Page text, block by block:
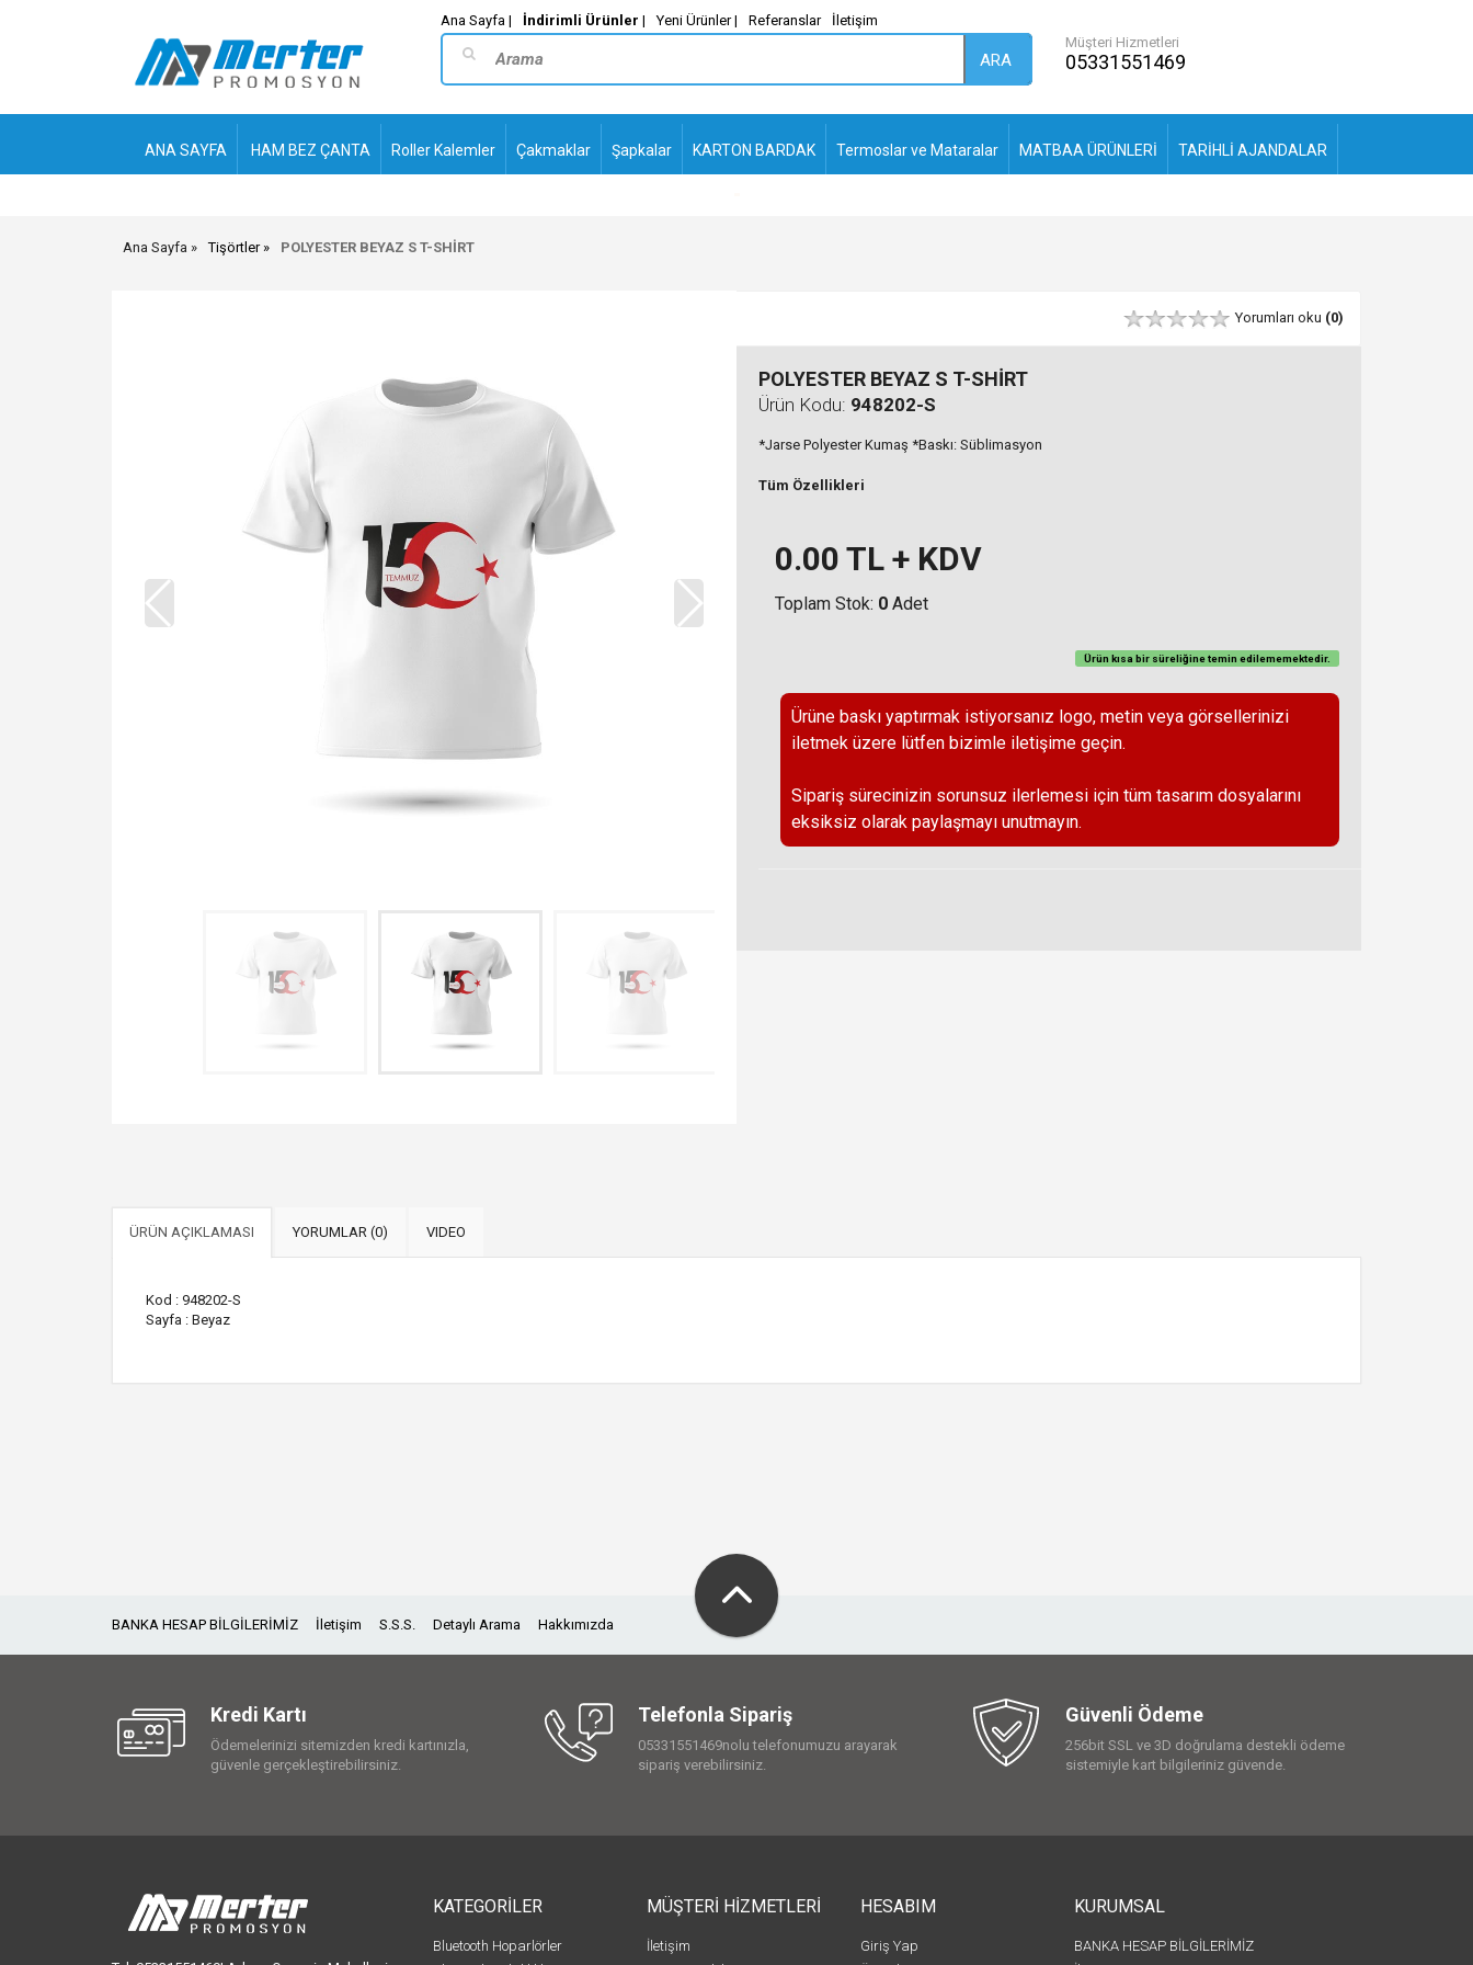
Ana Sayfa | İndirimli Ürünler | Yeni Ürünler | Referanslar İletişim
ARA
Müşteri Hizmetleri
05331551469
ANA SAYFA HAM BEZ ÇANTA Roller Kalemler Çakmaklar Şapkalar KARTON BARDAK Termoslar ve Mataralar MATBAA ÜRÜNLERİ TARİHLİ AJANDALAR
Ana Sayfa Tişörtler POLYESTER BEYAZ S T-SHİRT
Yorumları oku (0)
POLYESTER BEYAZ S T-SHİRT
Ürün Kodu: 948202-S
*Jarse Polyester Kumaş *Baskı: Süblimasyon
Tüm Özellikleri
0.00 TL + KDV
Toplam Stok: 0 Adet
Ürün kısa bir süreliğine teminedilememektedir.
Ürüne baskı yaptırmak istiyorsanız logo, metin veya görsellerinizi
iletmek üzere lütfen bizimle iletişime geçin.
Sipariş sürecinizin sorunsuz ilerlemesi için tüm tasarım dosyalarını
eksiksiz olarak paylaşmayı unutmayın.
ÜRÜN AÇIKLAMASI YORUMLAR (0) VIDEO
Kod : 948202-S
Sayfa : Beyaz
BANKA HESAP BİLGİLERİMİZ İletişim S.S.S. Detaylı Arama Hakkımızda
Kredi Kartı
Ödemelerinizi sitemizden kredi kartınızla,
güvenle gerçekleştirebilirsiniz.
Telefonla Sipariş
05331551469nolu telefonumuzu arayarak
sipariş verebilirsiniz.
Güvenli Ödeme
256bit SSL ve 3D doğrulama destekli ödeme
sistemiyle kart bilgileriniz güvende.
KATEGORİLER
Bluetooth Hoparlörler
MÜŞTERİ HİZMETLERİ
İletişim
HESABIM
Giriş Yap
KURUMSAL
BANKA HESAP BİLGİLERİMİZ